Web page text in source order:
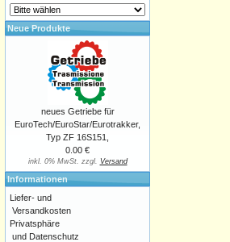
Neue Produkte
neues Getriebe für
EuroTech/EuroStar/Eurotrakker,
Typ ZF 16S151,
0.00 €
inkl. 0% MwSt. zzgl. Versand
Informationen
Liefer- und
Versandkosten
Privatsphäre
und Datenschutz